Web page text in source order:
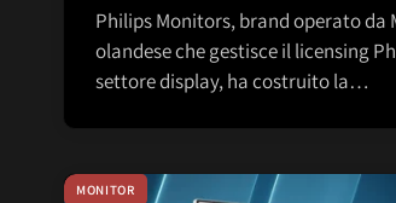
Philips Monitors, brand operato da
olandese che gestisce il licensing
settore display, ha costruito la…
MONITOR